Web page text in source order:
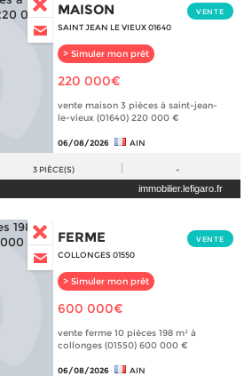
MAISON
SAINT JEAN LE VIEUX 01640
> Simuler mon prêt
VENTE
220 000€
vente maison 3 pièces à saint-jean-
le-vieux (01640) 220 000 €
06/08/2026 AIN
3 PIÈCE(S) -
immobilier.lefigaro.fr
FERME
COLLONGES 01550
> Simuler mon prêt
VENTE
600 000€
vente ferme 10 pièces 198 m² à
collonges (01550) 600 000 €
06/08/2026 AIN